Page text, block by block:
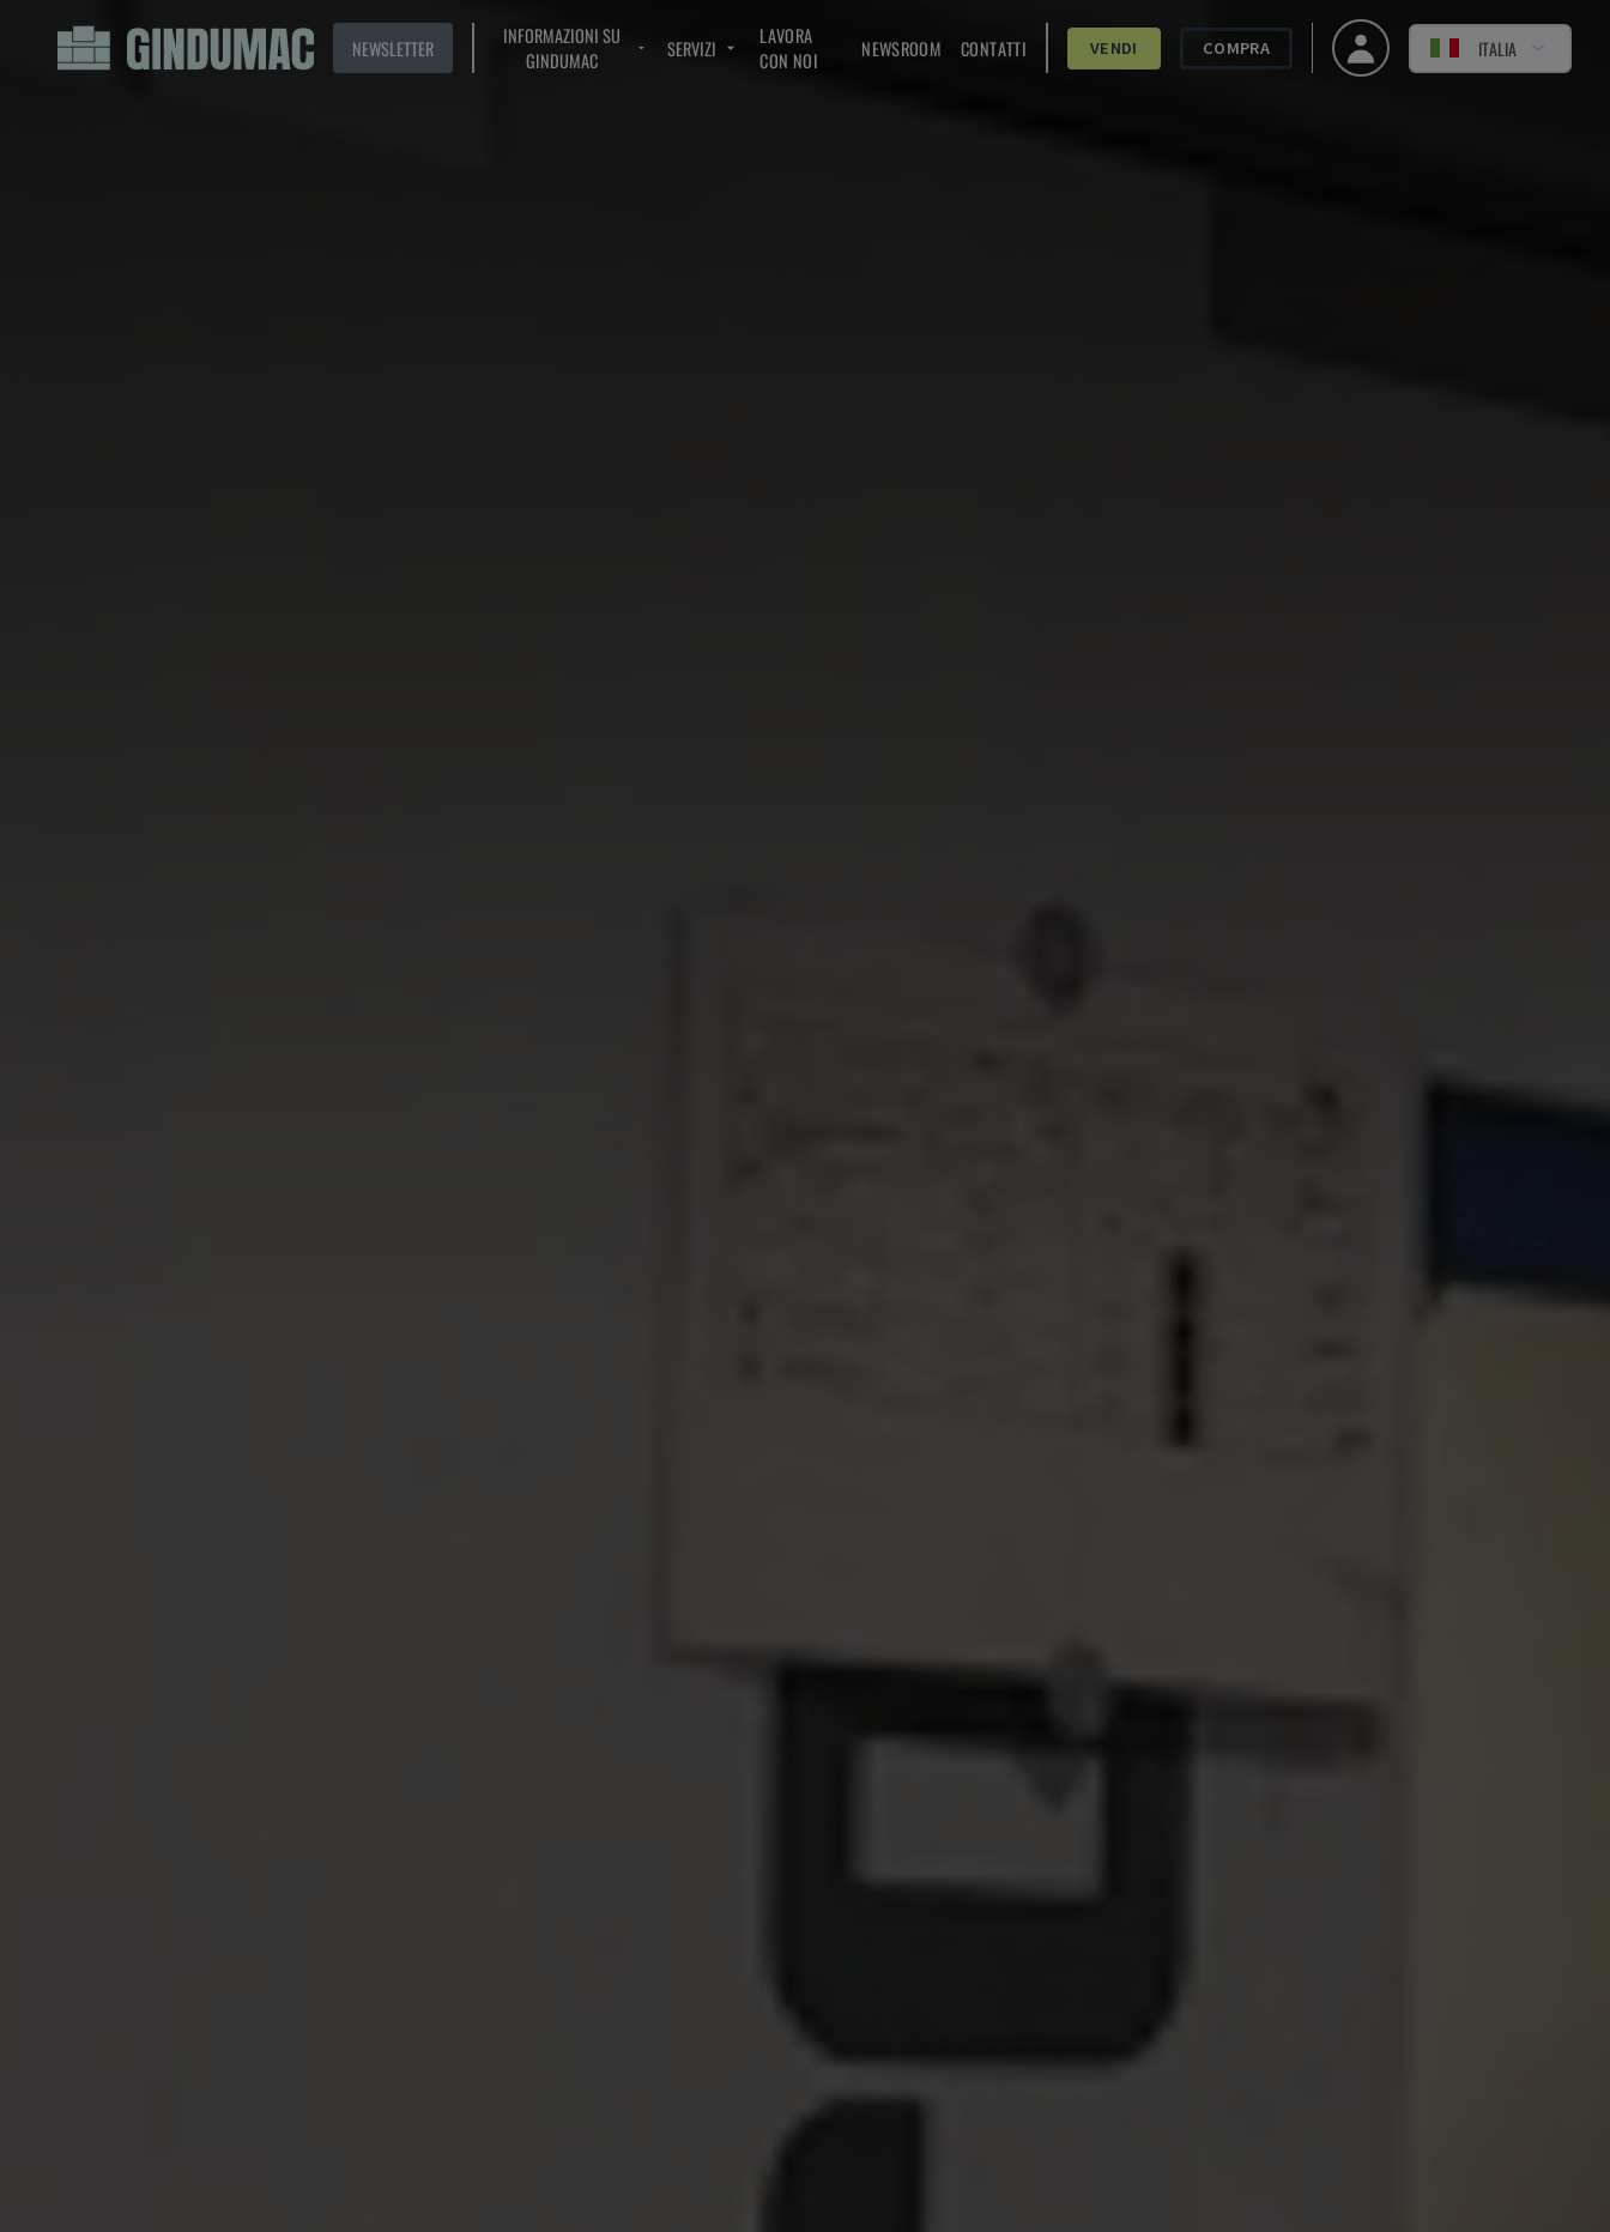
NEWSLETTER
INFORMAZIONI SU
GINDUMAC
SERVIZI
LAVORA
CON NOI
NEWSROOM CONTATTI VENDI COMPRA ITALIA